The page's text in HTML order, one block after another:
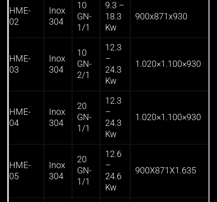
HME-
02
Inox
304
10
GN-
1/1
9.3 –
18.3
Kw
900x871x930
HME-
03
Inox
304
10
GN-
2/1
12.3
–
24.3
Kw
1.020×1.100×930
HME-
04
Inox
304
20
GN-
1/1
12.3
–
24.3
Kw
1.020×1.100×930
HME-
05
Inox
304
20
GN-
1/1
12.6
–
24.6
Kw
900X871X1.635